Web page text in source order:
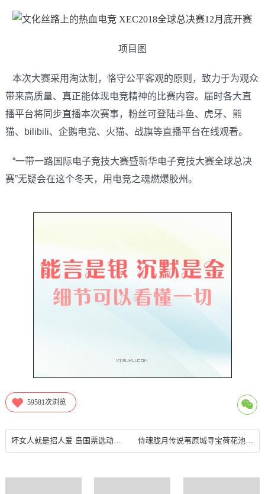
项目图
本次大赛采用淘汰制，恪守公平客观的原则，致力于为观众
带来高质量、真正能体现电竞精神的比赛内容。届时各大直
播平台将同步直播本次赛事，粉丝可登陆斗鱼、虎牙、熊
猫、bilibili、企鹅电竞、火猫、战旗等直播平台在线观看。
“一带一路国际电子竞技大赛暨新华电子竞技大赛全球总决
赛”无疑会在这个冬天，用电竞之魂燃爆胶州。
59581次浏览
坏女人就是招人爱 岛国票选动漫中魅力四射的反派妹子 侍魂胧月传说苇原城寻宝荷花池具体位置一览